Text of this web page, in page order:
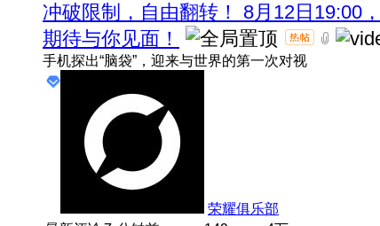
冲破限制，自由翻转！ 8月12日19:00
期待与你见面！
手机探出“脑袋”，迎来与世界的第一次对视
荣耀俱乐部